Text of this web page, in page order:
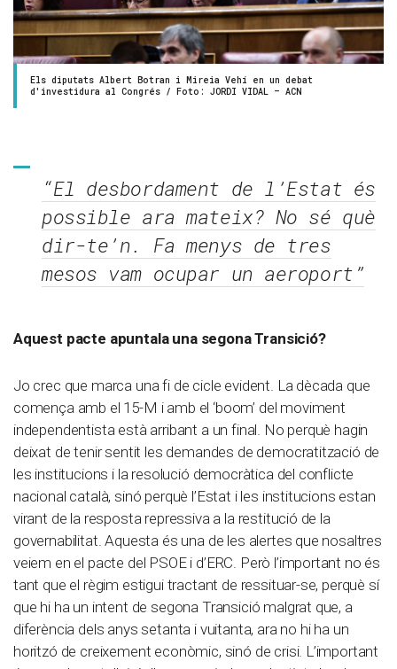
Els diputats Albert Botran i Mireia Vehí en un debat
d'investidura al Congrés / Foto: JORDI VIDAL – ACN
“El desbordament de l’Estat és
possible ara mateix? No sé què
dir-te’n. Fa menys de tres
mesos vam ocupar un aeroport”
Aquest pacte apuntala una segona Transició?
Jo crec que marca una fi de cicle evident. La dècada que
comença amb el 15-M i amb el ‘boom’ del moviment
independentista està arribant a un final. No perquè hagin
deixat de tenir sentit les demandes de democratització de
les institucions i la resolució democràtica del conflicte
nacional català, sinó perquè l’Estat i les institucions estan
virant de la resposta repressiva a la restitució de la
governabilitat. Aquesta és una de les alertes que nosaltres
veiem en el pacte del PSOE i d’ERC. Però l’important no és
tant que el règim estigui tractant de ressituar-se, perquè sí
que hi ha un intent de segona Transició malgrat que, a
diferència dels anys setanta i vuitanta, ara no hi ha un
horitzó de creixement econòmic, sinó de crisi. L’important